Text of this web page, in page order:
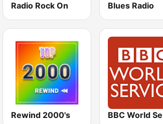
Radio Rock On Blues Radio
Rewind 2000's